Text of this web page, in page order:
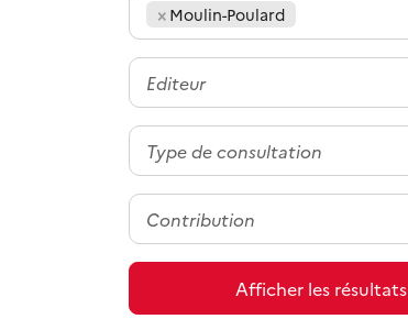
× Moulin-Poulard
Afficher les résultats